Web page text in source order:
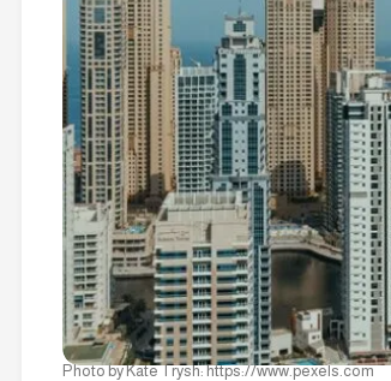
Photo by Kate Trysh: https://www.pexels.com